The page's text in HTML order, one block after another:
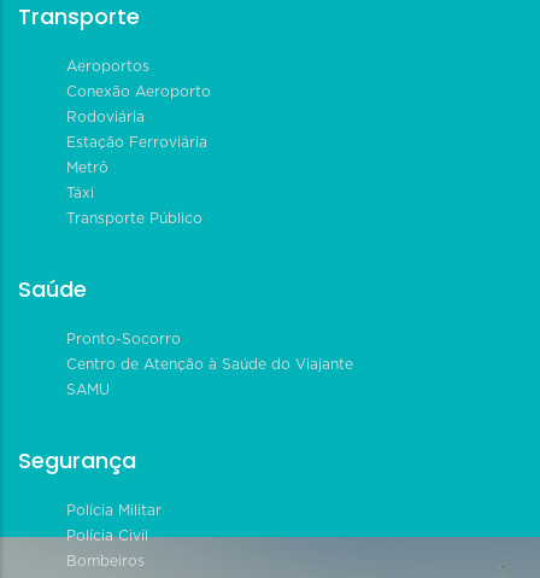
Transporte
Aeroportos
Conexão Aeroporto
Rodoviária
Estação Ferroviária
Metrô
Táxi
Transporte Público
Saúde
Pronto-Socorro
Centro de Atenção à Saúde do Viajante
SAMU
Segurança
Polícia Militar
Polícia Civil
Bombeiros